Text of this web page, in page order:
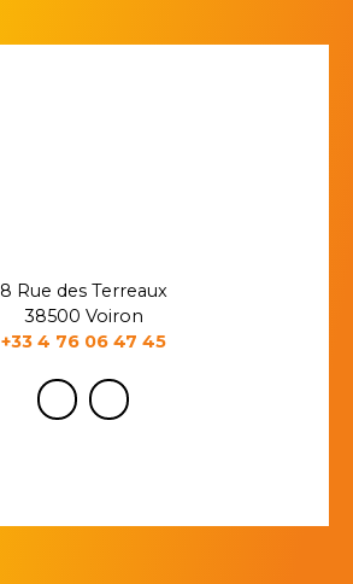
8 Rue des Terreaux
38500 Voiron
+33 4 76 06 47 45